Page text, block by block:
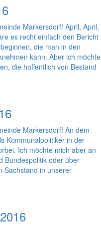
Markersdorf! April, April,
es recht einfach den Bericht
die man in den
kann. Aber ich möchte
die hoffentlich von Bestand
Markersdorf! An dem
Kommunalpolitiker in der
Ich möchte mich aber an
Bundespolitik oder über
Sachstand in unserer